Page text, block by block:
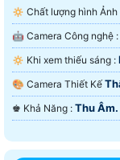
🔅 Chất lượng hình Ảnh
🤖️ Camera Công nghệ :
🔅 Khi xem thiếu sáng :
🎨 Camera Thiết Kế
️♚ Khả Năng : Thu Âm.